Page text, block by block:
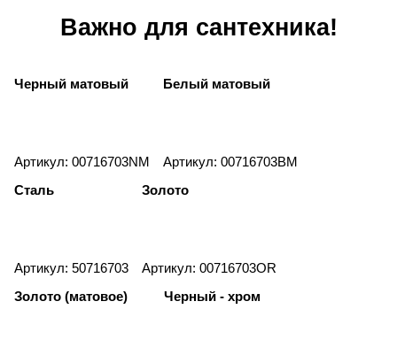
Важно для сантехника!
Черный матовый
Артикул: 00716703NM
Белый матовый
Артикул: 00716703BM
Сталь
Артикул: 50716703
Золото
Артикул: 00716703OR
Золото (матовое)
Черный - хром